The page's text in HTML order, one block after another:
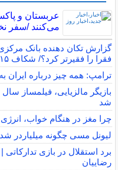
عربستان و
می‌کنند /سفر
گزارش تکان‌ دهنده بانک
فقرا را فقیرتر کرد؟/ شکاف ۱۵ درصدی تورم میان فقیر و غنی
ترامپ: همه چیز درباره
بازیگر مالزیایی، فیلمساز
شد
چرا مغز در هنگام خواب،
لیونل مسی چگونه میلیاردر
برد استقلال در بازی
رضاییان